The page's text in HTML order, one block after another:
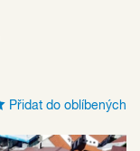
Přidat do oblíbených